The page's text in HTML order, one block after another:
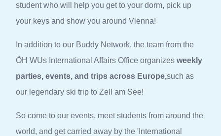
student who will help you get to your dorm, pick up
your keys and show you around Vienna!
In addition to our Buddy Network, the team from the
ÖH WUs International Affairs Office organizes weekly
parties, events, and trips across Europe,such as
our legendary ski trip to Zell am See!
So come to our events, meet students from around the
world, and get carried away by the 'International